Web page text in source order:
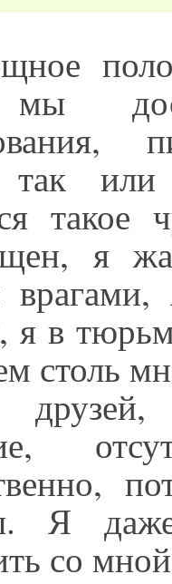
мы
так
я
я в
столь
Я
со